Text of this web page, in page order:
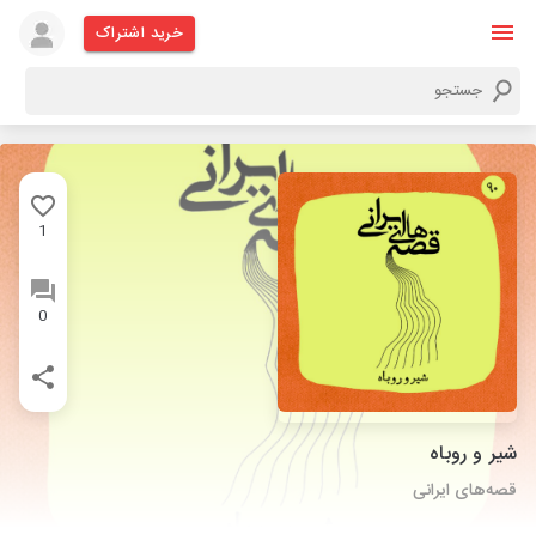
خرید اشتراک
1
0
شیر و روباه
قصه‌های ایرانی